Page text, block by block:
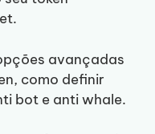
avançadas
como definir
bot e anti whale.